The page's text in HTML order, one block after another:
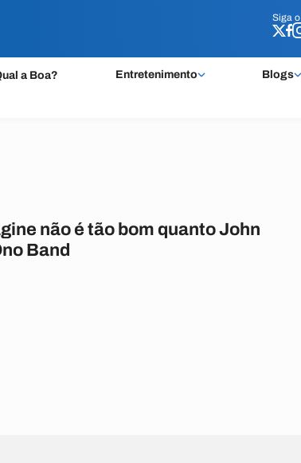
Siga o
a Boa? Entretenimento Blogs
Siga o
não é tão bom quanto John
Band